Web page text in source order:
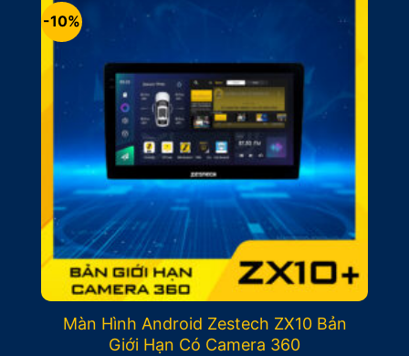
-10%
Màn Hình Android Zestech ZX10 Bản
Giới Hạn Có Camera 360